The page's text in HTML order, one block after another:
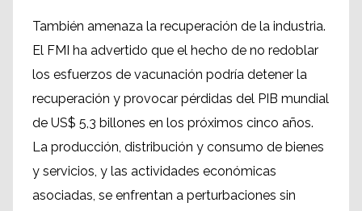
También amenaza la recuperación de la industria.
El FMI ha advertido que el hecho de no redoblar
los esfuerzos de vacunación podría detener la
recuperación y provocar pérdidas del PIB mundial
de US$ 5,3 billones en los próximos cinco años.
La producción, distribución y consumo de bienes
y servicios, y las actividades económicas
asociadas, se enfrentan a perturbaciones sin